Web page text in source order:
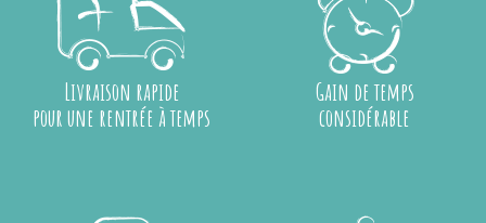
Livraison rapide
pour une rentrée à temps
Gain de temps
considérable